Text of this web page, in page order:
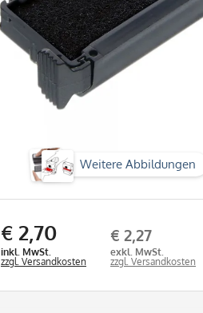
Weitere Abbildungen
€ 2,70
inkl. MwSt.
zzgl. Versandkosten
€ 2,27
exkl. MwSt.
zzgl. Versandkosten